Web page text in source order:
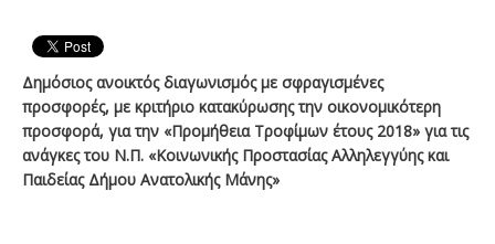
Δημόσιος ανοικτός διαγωνισμός με σφραγισμένες
προσφορές, με κριτήριο κατακύρωσης την οικονομικότερη
προσφορά, για την «Προμήθεια Τροφίμων έτους 2018» για τις
ανάγκες του Ν.Π. «Κοινωνικής Προστασίας Αλληλεγγύης και
Παιδείας Δήμου Ανατολικής Μάνης»